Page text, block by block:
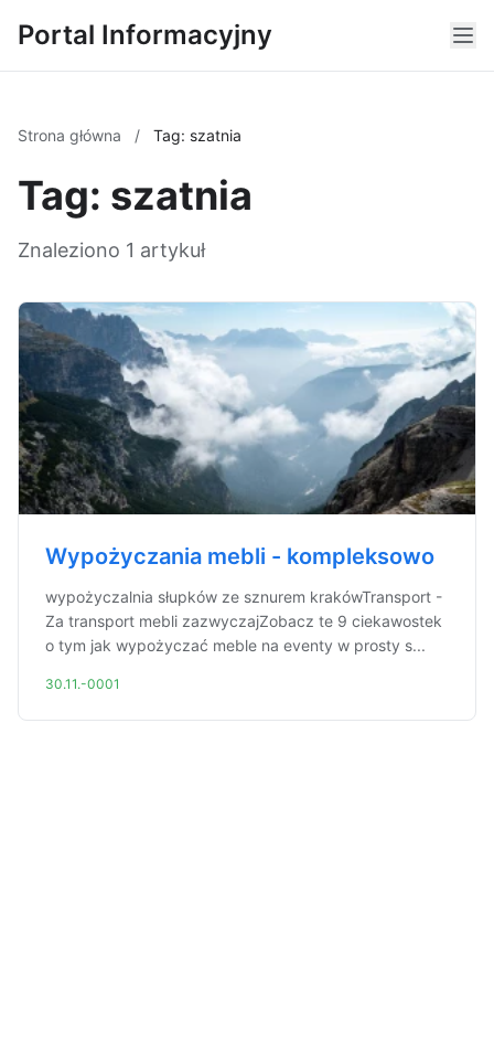
Portal Informacyjny
Strona główna / Tag: szatnia
Tag: szatnia
Znaleziono 1 artykuł
Wypożyczania mebli - kompleksowo
wypożyczalnia słupków ze sznurem krakówTransport -
Za transport mebli zazwyczajZobacz te 9 ciekawostek
o tym jak wypożyczać meble na eventy w prosty s...
30.11.-0001